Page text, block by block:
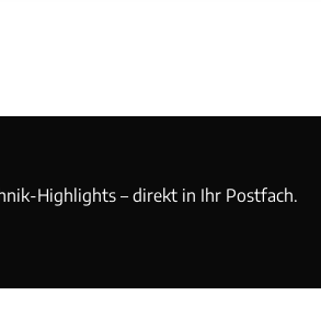
Highlights – direkt in Ihr Postfach.